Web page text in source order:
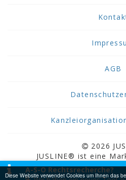
Diese Website verwendet Cookies um Ihnen das
AGB
2026
JUSLINE® ist eine
Unternehmensberatung
A-S-O Rechtsrecherche?